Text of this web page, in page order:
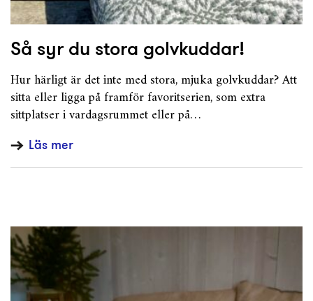
Så syr du stora golvkuddar!
Hur härligt är det inte med stora, mjuka golvkuddar? Att
sitta eller ligga på framför favoritserien, som extra
sittplatser i vardagsrummet eller på…
Läs mer